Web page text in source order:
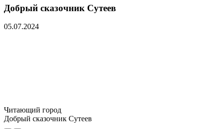
Добрый сказочник Сутеев
05.07.2024
Читающий город
Добрый сказочник Сутеев